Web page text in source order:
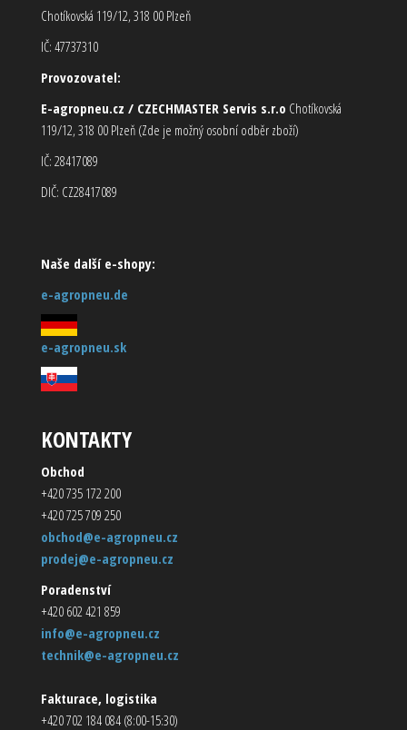
Chotíkovská 119/12, 318 00 Plzeň
IČ: 47737310
Provozovatel:
E-agropneu.cz / CZECHMASTER Servis s.r.o Chotíkovská
119/12, 318 00 Plzeň (Zde je možný osobní odběr zboží)
IČ: 28417089
DIČ: CZ28417089
Naše další e-shopy:
e-agropneu.de
e-agropneu.sk
KONTAKTY
Obchod
+420 735 172 200
+420 725 709 250
obchod@e-agropneu.cz
prodej@e-agropneu.cz
Poradenství
+420 602 421 859
info@e-agropneu.cz
technik@e-agropneu.cz
Fakturace, logistika
+420 702 184 084 (8:00-15:30)